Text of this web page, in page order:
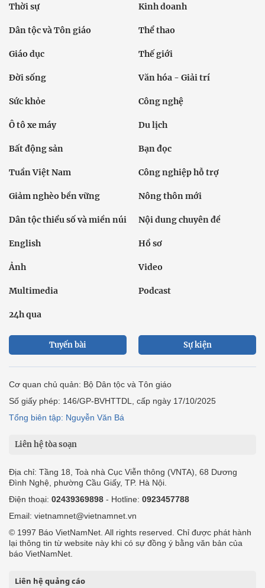
Thời sự Kinh doanh
Dân tộc và Tôn giáo Thể thao
Giáo dục Thế giới
Đời sống Văn hóa - Giải trí
Sức khỏe Công nghệ
Ô tô xe máy Du lịch
Bất động sản Bạn đọc
Tuần Việt Nam Công nghiệp hỗ trợ
Giảm nghèo bền vững Nông thôn mới
Dân tộc thiểu số và miền núi Nội dung chuyên đề
English Hồ sơ
Ảnh Video
Multimedia Podcast
24h qua
Tuyến bài Sự kiện
Cơ quan chủ quản: Bộ Dân tộc và Tôn giáo
Số giấy phép: 146/GP-BVHTTDL, cấp ngày 17/10/2025
Tổng biên tập: Nguyễn Văn Bá
Liên hệ tòa soạn
Địa chỉ: Tầng 18, Toà nhà Cục Viễn thông (VNTA), 68 Dương
Đình Nghệ, phường Cầu Giấy, TP. Hà Nội.
Điện thoại: 02439369898 - Hotline: 0923457788
Email: vietnamnet@vietnamnet.vn
© 1997 Báo VietNamNet. All rights reserved. Chỉ được phát hành
lại thông tin từ website này khi có sự đồng ý bằng văn bản của
báo VietNamNet.
Liên hệ quảng cáo